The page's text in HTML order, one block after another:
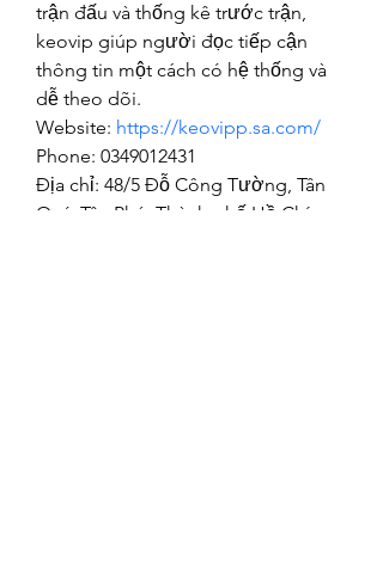
trận đấu và thống kê trước trận,
keovip giúp người đọc tiếp cận
thông tin một cách có hệ thống và
dễ theo dõi.
Website: https://keovipp.sa.com/
Phone: 0349012431
Địa chỉ: 48/5 Đỗ Công Tường, Tân
Quý, Tân Phú, Thành phố Hồ Chí